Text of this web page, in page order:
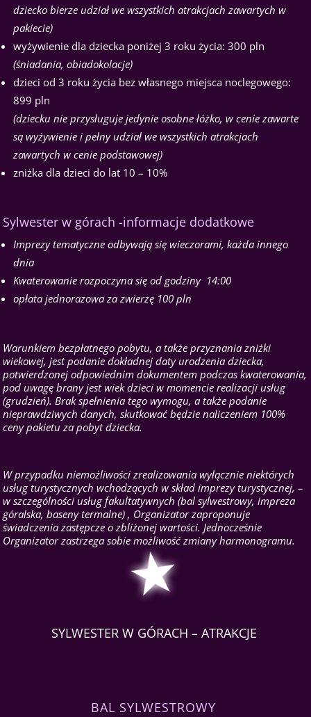
dziecko bierze udział we wszystkich atrakcjach zawartych w
pakiecie)
wyżywienie dla dziecka poniżej 3 roku życia: 300 pln
(śniadania, obiadokolacje)
dzieci od 3 roku życia bez własnego miejsca noclegowego:
899 pln
(dziecku nie przysługuje jedynie osobne łóżko, w cenie zawarte
są wyżywienie i pełny udział we wszystkich atrakcjach
zawartych w cenie podstawowej)
zniżka dla dzieci do lat 10 – 10%
Sylwester w górach -informacje dodatkowe
Imprezy tematyczne odbywają się wieczorami, każda innego
dnia
Kwaterowanie rozpoczyna się od godziny 14:00
opłata jednorazowa za zwierzę 100 pln
Warunkiem bezpłatnego pobytu, a także przyznania zniżki
wiekowej, jest podanie dokładnej daty urodzenia dziecka,
potwierdzonej odpowiednim dokumentem podczas kwaterowania,
pod uwagę brany jest wiek dzieci w momencie realizacji usług
(grudzień). Brak spełnienia tego wymogu, a także podanie
nieprawdziwych danych, skutkować będzie naliczeniem 100%
ceny pakietu za pobyt dziecka.
W przypadku niemożliwości zrealizowania wyłącznie niektórych
usług turystycznych wchodzących w skład imprezy turystycznej, –
w szczególności usług fakultatywnych (bal sylwestrowy, impreza
góralska, baseny termalne) , Organizator zaproponuje
świadczenia zastępcze o zbliżonej wartości. Jednocześnie
Organizator zastrzega sobie możliwość zmiany harmonogramu.
SYLWESTER W GÓRACH – ATRAKCJE
BAL SYLWESTROWY